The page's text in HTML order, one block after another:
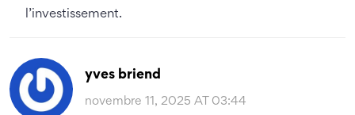
l’investissement.
yves briend
novembre 11, 2025 AT 03:44